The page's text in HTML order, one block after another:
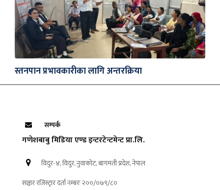
स्तनपान प्रभावकारीका लागि अन्तरक्रिया
सम्पर्क
गणेशबाबु मिडिया एण्ड इन्टरटेन्टमेन्ट प्रा.लि.
विदुर-४, विदुर, नुवाकोट, बागमती प्रदेश, नेपाल
सञ्चार रजिस्ट्रार दर्ता नम्बरः २००/०७९/८०